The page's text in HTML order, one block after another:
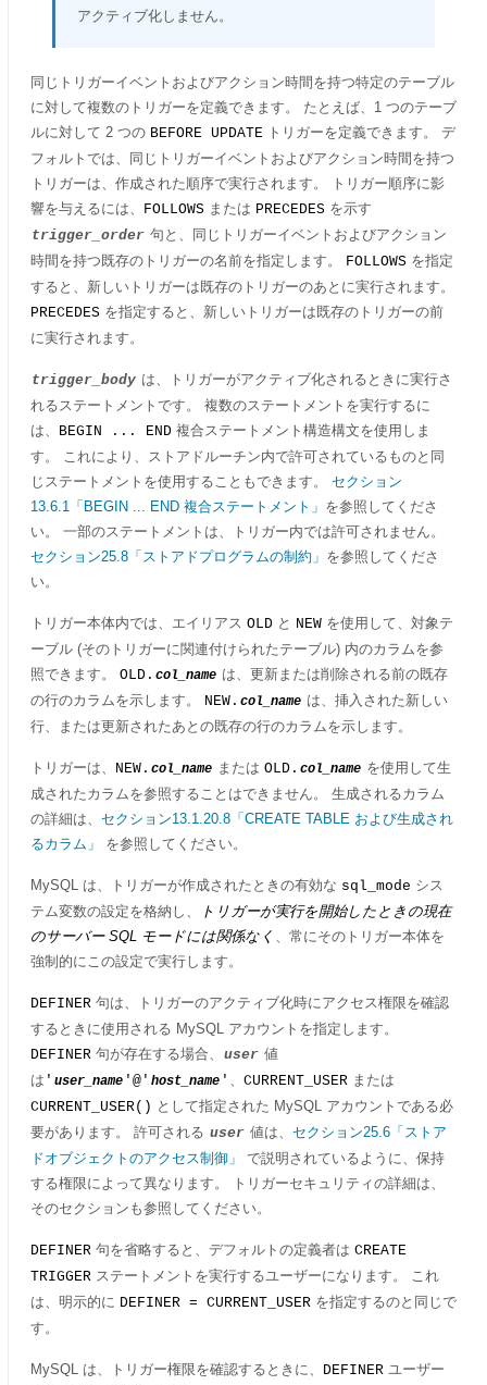
アクティブ化しません。
同じトリガーイベントおよびアクション時間を持つ特定のテーブル
に対して複数のトリガーを定義できます。 たとえば、1 つのテーブ
ルに対して 2 つの BEFORE UPDATE トリガーを定義できます。 デ
フォルトでは、同じトリガーイベントおよびアクション時間を持つ
トリガーは、作成された順序で実行されます。 トリガー順序に影
響を与えるには、 FOLLOWS または PRECEDES を示す
trigger_order 句と、同じトリガーイベントおよびアクション
時間を持つ既存のトリガーの名前を指定します。 FOLLOWS を指定
すると、新しいトリガーは既存のトリガーのあとに実行されます。
PRECEDES を指定すると、新しいトリガーは既存のトリガーの前
に実行されます。
trigger_body は、トリガーがアクティブ化されるときに実行さ
れるステートメントです。 複数のステートメントを実行するに
は、 BEGIN ... END 複合ステートメント構造構文を使用しま
す。 これにより、ストアドルーチン内で許可されているものと同
じステートメントを使用することもできます。 セクション
13.6.1「BEGIN ... END 複合ステートメント」 を参照してくださ
い。 一部のステートメントは、トリガー内では許可されません。
セクション25.8「ストアドプログラムの制約」 を参照してくださ
い。
トリガー本体内では、エイリアス OLD と NEW を使用して、対象テ
ーブル (そのトリガーに関連付けられたテーブル) 内のカラムを参
照できます。 OLD. col_name は、更新または削除される前の既存
の行のカラムを示します。 NEW. col_name は、挿入された新しい
行、または更新されたあとの既存の行のカラムを示します。
トリガーは、 NEW. col_name または OLD. col_name を使用して生
成されたカラムを参照することはできません。 生成されるカラム
の詳細は、 セクション13.1.20.8「CREATE TABLE および生成され
るカラム」
を参照してください。
MySQL は、トリガーが作成されたときの有効な sql_mode シス
テム変数の設定を格納し、
トリガーが実行を開始したときの現在
のサーバー SQL モードには関係なく 、常にそのトリガー本体を
強制的にこの設定で実行します。
DEFINER 句は、トリガーのアクティブ化時にアクセス権限を確認
するときに使用される MySQL アカウントを指定します。
DEFINER 句が存在する場合、 user 値
は ' user_name '@' host_name ' 、 CURRENT_USER または
CURRENT_USER() として指定された MySQL アカウントである必
要があります。 許可される user 値は、 セクション25.6「ストア
ドオブジェクトのアクセス制御」
で説明されているように、保持
する権限によって異なります。 トリガーセキュリティの詳細は、
そのセクションも参照してください。
DEFINER 句を省略すると、デフォルトの定義者は CREATE
TRIGGER ステートメントを実行するユーザーになります。 これ
は、明示的に DEFINER = CURRENT_USER を指定するのと同じで
す。
MySQL は、トリガー権限を確認するときに、 DEFINER ユーザー